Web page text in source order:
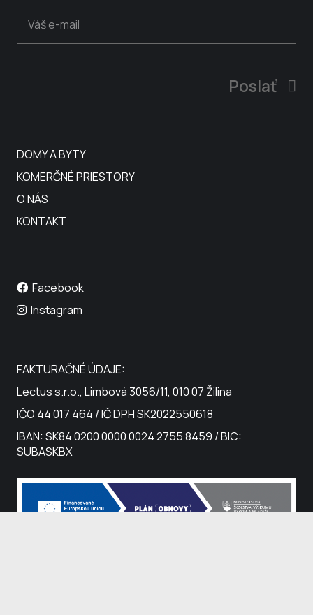
Poslať
DOMY A BYTY
KOMERČNÉ PRIESTORY
O NÁS
KONTAKT
Facebook
Instagram
FAKTURAČNÉ ÚDAJE:
Lectus s.r.o., Limbová 3056/11, 010 07 Žilina
IČO 44 017 464 / IČ DPH SK2022550618
IBAN: SK84 0200 0000 0024 2755 8459 / BIC:
SUBASKBX